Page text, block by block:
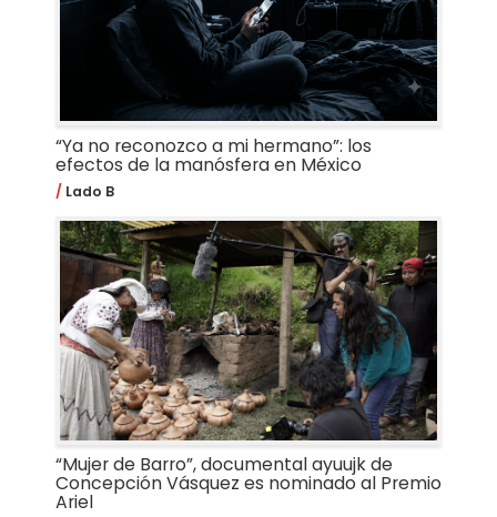
“Ya no reconozco a mi hermano”: los
efectos de la manósfera en México
Lado B
“Mujer de Barro”, documental ayuujk de
Concepción Vásquez es nominado al Premio
Ariel